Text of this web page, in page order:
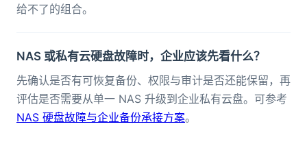
给不了的组合。
NAS 或私有云硬盘故障时，企业应该先看什么？
先确认是否有可恢复备份、权限与审计是否还能保留，再
评估是否需要从单一 NAS 升级到企业私有云盘。可参考
NAS 硬盘故障与企业备份承接方案。